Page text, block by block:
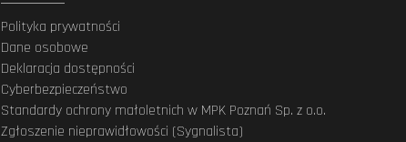
Polityka prywatności
Dane osobowe
Deklaracja dostępności
Cyberbezpieczeństwo
Standardy ochrony małoletnich w MPK Poznań Sp. z o.o.
Zgłoszenie nieprawidłowości (Sygnalista)